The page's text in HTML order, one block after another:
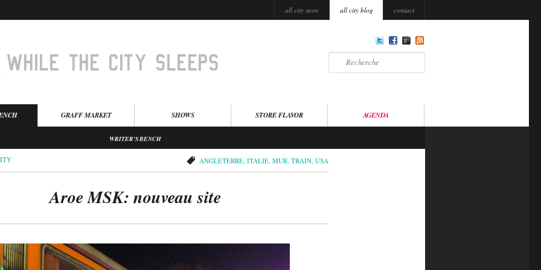
all city store all city blog contact
GRAFF MARKET SHOWS STORE FLAVOR AGENDA
WRITER'S BENCH
ANGLETERRE ITALIE MUR TRAIN USA
Aroe MSK: nouveau site